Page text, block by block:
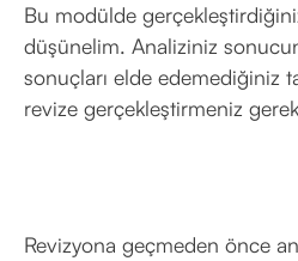
Bu modülde
düşünelim. Analiziniz
sonuçları elde edemediğiniz
revize gerçekleştirmeniz
Revizyona geçmeden önce